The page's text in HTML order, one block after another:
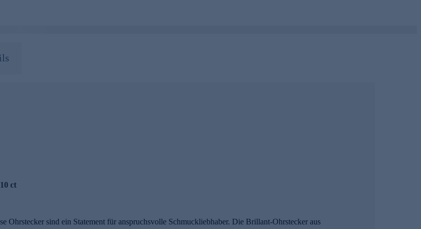
ct
Ohrstecker sind ein Statement für anspruchsvolle Schmuckliebhaber. Die Brillant-Ohrstecker aus